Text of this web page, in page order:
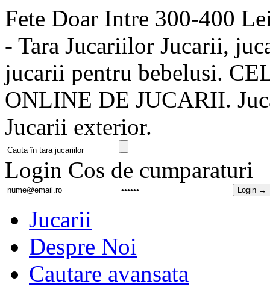
Fete Doar Intre 300-400
- Tara Jucariilor Jucarii,
jucarii pentru bebelusi.
ONLINE DE JUCARII.
Jucarii exterior.
Login Cos de cumparaturi
Jucarii
Despre Noi
Cautare avansata